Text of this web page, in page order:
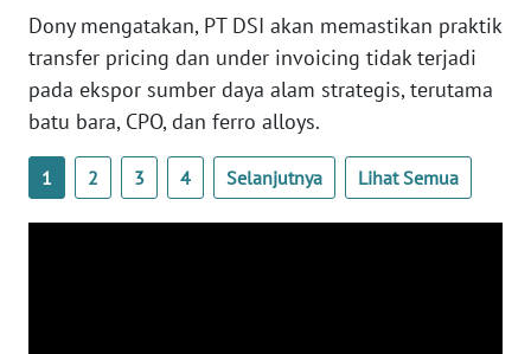
Dony mengatakan, PT DSI akan memastikan praktik
transfer pricing dan under invoicing tidak terjadi
pada ekspor sumber daya alam strategis, terutama
batu bara, CPO, dan ferro alloys.
1 2 3 4 Selanjutnya Lihat Semua
WN
SULTRA
WN